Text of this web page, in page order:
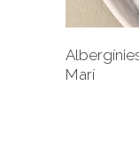
Marí